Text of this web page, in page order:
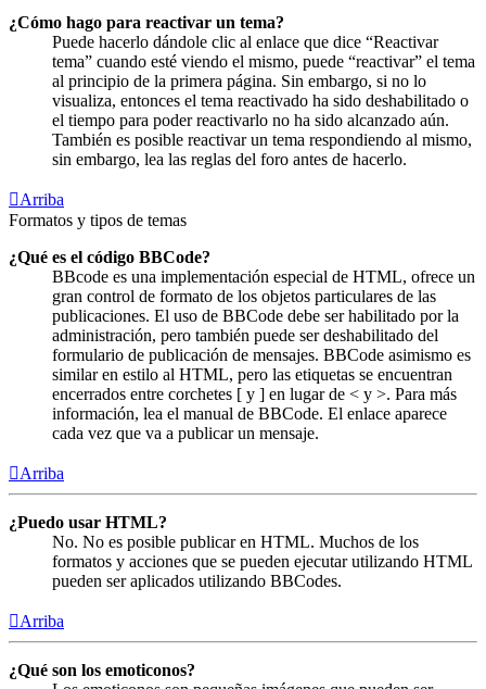
¿Cómo hago para reactivar un tema?
Puede hacerlo dándole clic al enlace que dice “Reactivar
tema” cuando esté viendo el mismo, puede “reactivar” el tema
al principio de la primera página. Sin embargo, si no lo
visualiza, entonces el tema reactivado ha sido deshabilitado o
el tiempo para poder reactivarlo no ha sido alcanzado aún.
También es posible reactivar un tema respondiendo al mismo,
sin embargo, lea las reglas del foro antes de hacerlo.
Arriba
Formatos y tipos de temas
¿Qué es el código BBCode?
BBcode es una implementación especial de HTML, ofrece un
gran control de formato de los objetos particulares de las
publicaciones. El uso de BBCode debe ser habilitado por la
administración, pero también puede ser deshabilitado del
formulario de publicación de mensajes. BBCode asimismo es
similar en estilo al HTML, pero las etiquetas se encuentran
encerrados entre corchetes [ y ] en lugar de < y >. Para más
información, lea el manual de BBCode. El enlace aparece
cada vez que va a publicar un mensaje.
Arriba
¿Puedo usar HTML?
No. No es posible publicar en HTML. Muchos de los
formatos y acciones que se pueden ejecutar utilizando HTML
pueden ser aplicados utilizando BBCodes.
Arriba
¿Qué son los emoticonos?